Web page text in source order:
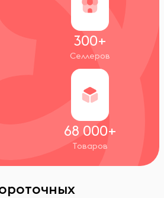
300+
Селлеров
68 000+
Товаров